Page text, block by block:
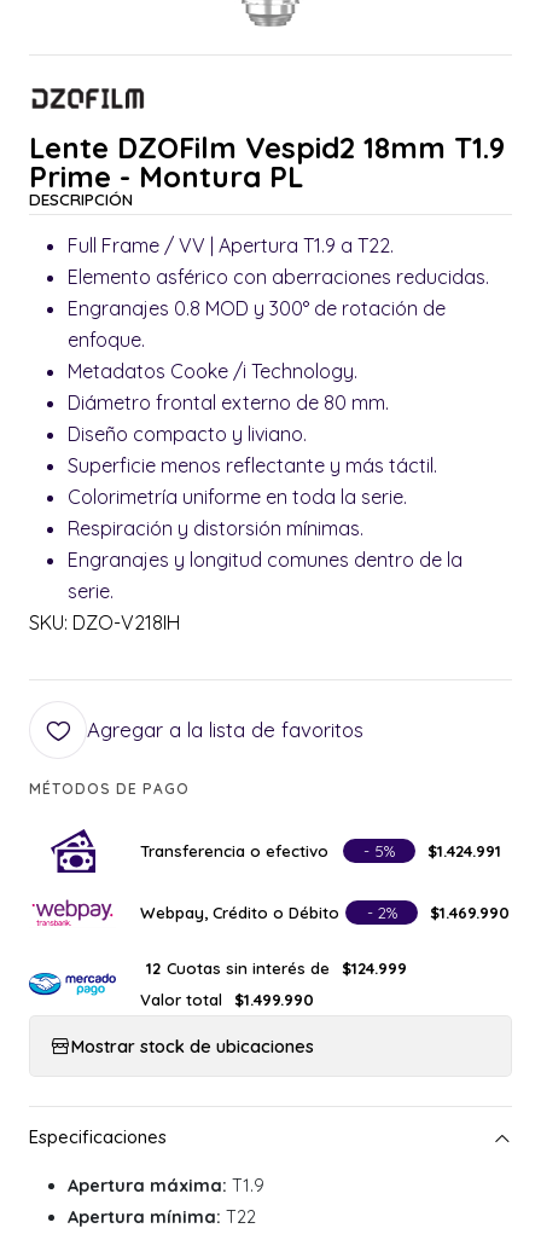
Lente DZOFilm Vespid2 18mm T1.9
Prime - Montura PL
DESCRIPCIÓN
Full Frame / VV | Apertura T1.9 a T22.
Elemento asférico con aberraciones reducidas.
Engranajes 0.8 MOD y 300° de rotación de
enfoque.
Metadatos Cooke /i Technology.
Diámetro frontal externo de 80 mm.
Diseño compacto y liviano.
Superficie menos reflectante y más táctil.
Colorimetría uniforme en toda la serie.
Respiración y distorsión mínimas.
Engranajes y longitud comunes dentro de la
serie.
SKU: DZO-V218IH
Agregar a la lista de favoritos
MÉTODOS DE PAGO
Transferencia o efectivo - 5% $1.424.991
Webpay, Crédito o Débito - 2% $1.469.990
12 Cuotas sin interés de
$124.999
Valor total
$1.499.990
Mostrar stock de ubicaciones
Apertura máxima: T1.9
Apertura mínima: T22